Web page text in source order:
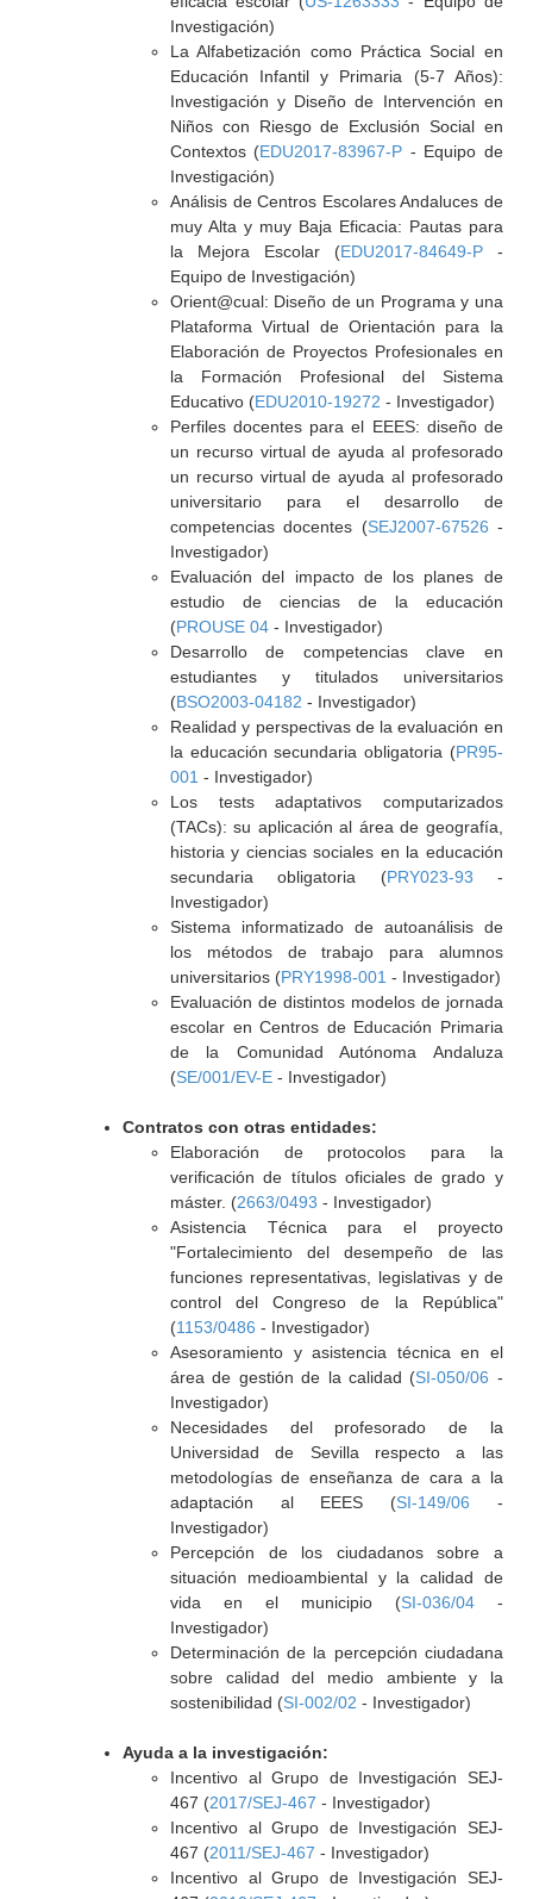
Investigación)
La Alfabetización como Práctica Social en
Educación Infantil y Primaria (5-7 Años):
Investigación y Diseño de Intervención en
Niños con Riesgo de Exclusión Social en
Contextos (EDU2017-83967-P - Equipo de
Investigación)
Análisis de Centros Escolares Andaluces de
muy Alta y muy Baja Eficacia: Pautas para
la Mejora Escolar (EDU2017-84649-P-
Equipo de Investigación)
Orient@cual: Diseño de un Programa y una
Plataforma Virtual de Orientación para la
Elaboración de Proyectos Profesionales en
la Formación Profesional del Sistema
Educativo (EDU2010-19272 - Investigador)
Perfiles docentes para el EEES: diseño de
un recurso virtual de ayuda al profesorado
un recurso virtual de ayuda al profesorado
universitario para el desarrollo de
competencias docentes (SEJ2007-67526 -
Investigador)
Evaluación del impacto de los planes de
estudio de ciencias de la educación
(PROUSE 04- Investigador)
Desarrollo de competencias clave en
estudiantes y titulados universitarios
(BSO2003-04182 - Investigador)
Realidad y perspectivas de la evaluación en
la educación secundaria obligatoria (PR95-
001 - Investigador)
Los tests adaptativos computarizados
(TACs): su aplicación al área de geografía,
historia y ciencias sociales en la educación
secundaria obligatoria (PRY023-93 -
Investigador)
Sistema informatizado de autoanálisis de
los métodos de trabajo para alumnos
universitarios (PRY1998-001 - Investigador)
Evaluación de distintos modelos de jornada
escolar en Centros de Educación Primaria
de la Comunidad Autónoma Andaluza
(SE/001/EV-E- Investigador)
Contratos con otras entidades:
Elaboración de protocolos para la
verificación de títulos oficiales de grado y
máster. (2663/0493 - Investigador)
Asistencia Técnica para el proyecto
"Fortalecimiento del desempeño de las
funciones representativas, legislativas y de
control del Congreso de la República"
(1153/0486 - Investigador)
Asesoramiento y asistencia técnica en el
área de gestión de la calidad (SI-050/06 -
Investigador)
Necesidades del profesorado de la
Universidad de Sevilla respecto a las
metodologías de enseñanza de cara a la
adaptación al EEES (SI-149/06 -
Investigador)
Percepción de los ciudadanos sobre a
situación medioambiental y la calidad de
vida en el municipio (SI-036/04-
Investigador)
Determinación de la percepción ciudadana
sobre calidad del medio ambiente y la
sostenibilidad (SI-002/02 - Investigador)
Ayuda a la investigación:
Incentivo al Grupo de Investigación SEJ-
467 (2017/SEJ-467 - Investigador)
Incentivo al Grupo de Investigación SEJ-
467 (2011/SEJ-467 - Investigador)
Incentivo al Grupo de Investigación SEJ-